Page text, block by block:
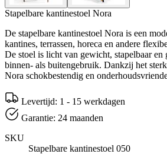
Stapelbare kantinestoel Nora
De stapelbare kantinestoel Nora is een
kantines, terrassen, horeca en andere
De stoel is licht van gewicht, stapelbaar
binnen- als buitengebruik. Dankzij het
Nora schokbestendig en
Levertijd: 1 - 15 werkdagen
Garantie: 24 maanden
SKU
Stapelbare kantinestoel 050